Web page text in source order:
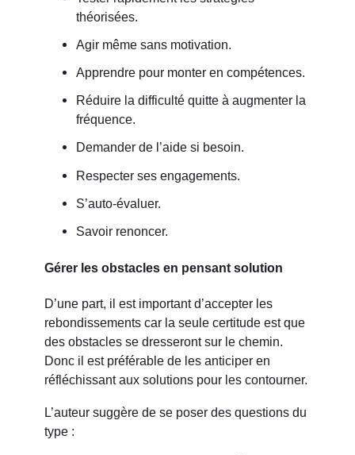
théorisées.
Agir même sans motivation.
Apprendre pour monter en compétences.
Réduire la difficulté quitte à augmenter la
fréquence.
Demander de l’aide si besoin.
Respecter ses engagements.
S’auto-évaluer.
Savoir renoncer.
Gérer les obstacles en pensant solution
D’une part, il est important d’accepter les
rebondissements car la seule certitude est que
des obstacles se dresseront sur le chemin.
Donc il est préférable de les anticiper en
réfléchissant aux solutions pour les contourner.
L’auteur suggère de se poser des questions du
type :